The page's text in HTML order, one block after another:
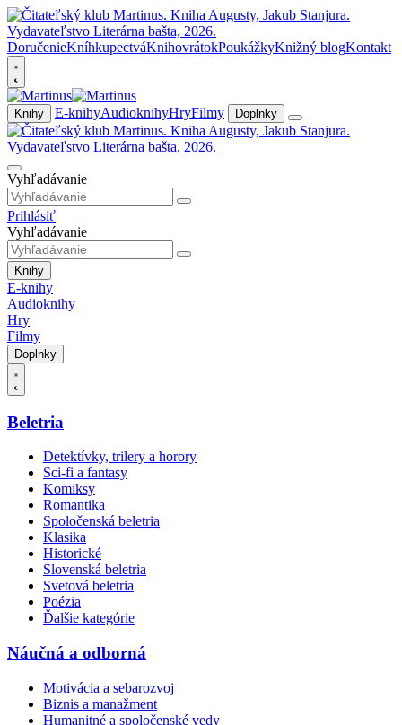
DoručenieKníhkupectváKnihovrátokPoukážkyKnižný blogKontakt
Knihy E-knihyAudioknihyHryFilmy Doplnky
Vyhľadávanie
Prihlásiť
Vyhľadávanie
Knihy
E-knihy
Audioknihy
Hry
Filmy
Doplnky
Beletria
Detektívky, trilery a horory
Sci-fi a fantasy
Komiksy
Romantika
Spoločenská beletria
Klasika
Historické
Slovenská beletria
Svetová beletria
Poézia
Ďalšie kategórie
Náučná a odborná
Motivácia a sebarozvoj
Biznis a manažment
Humanitné a spoločenské vedy